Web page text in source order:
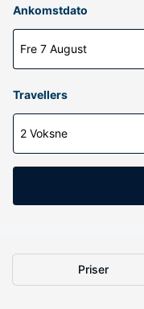
Ankomstdato
Fre 7 August
Travellers
2 Voksne
Priser